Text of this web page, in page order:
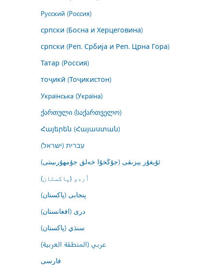
Русский (Россия)
српски (Босна и Херцеговина)
српски (Реп. Србија и Реп. Црна Гора)
Татар (Россия)
тоҷикӣ (Тоҷикистон)
Українська (Україна)
ქართული (საქართველო)
Հայերեն (Հայաստան)
עברית (ישראל)
ئۇيغۇر يېزىقى (جۇڭخۇا خەلق جۇمھۇرىيىتى)
اُردو (پاکستان)
پنجابی (پاکستان)
درى (افغانستان)
سنڌي (پاکستان)
عربي (المنطقة العربية)
فارسى